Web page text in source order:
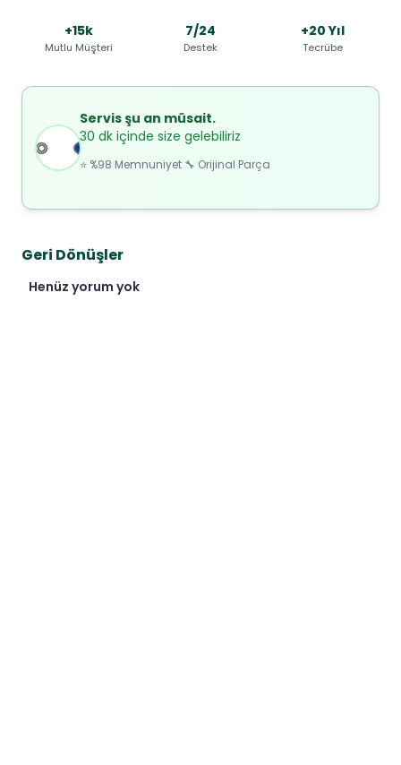
+15k
Mutlu Müşteri
7/24
Destek
+20 Yıl
Tecrübe
Servis şu an müsait.
30 dk içinde size gelebiliriz
⭐ %98 Memnuniyet 🔧 Orijinal Parça
Geri Dönüşler
Henüz yorum yok